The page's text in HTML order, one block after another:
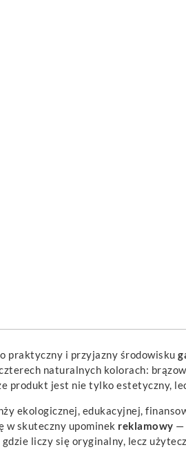
praktyczny i przyjazny środowisku
naturalnych kolorach:
produkt jest nie tylko estetyczny,
ekologicznej, edukacyjnej,
w skuteczny upominek reklamowy —
liczy się oryginalny, lecz